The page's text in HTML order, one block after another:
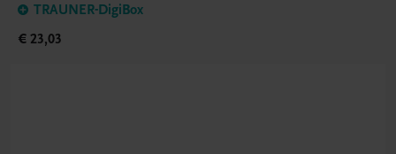
TRAUNER-DigiBox
€ 23,03